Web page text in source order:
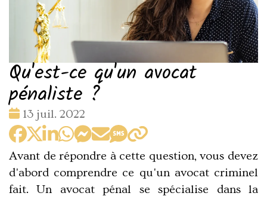
Qu'est-ce qu'un avocat
pénaliste ?
Date
:
13 juil. 2022
Avant de répondre à cette question, vous devez
d'abord comprendre ce qu'un avocat criminel
fait. Un avocat pénal se spécialise dans la